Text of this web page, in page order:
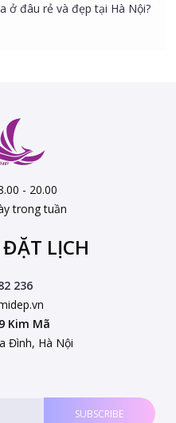
ở đâu rẻ và đẹp tại Hà Nội?
- 20.00
trong tuần
LỊCH
236
Kim Mã
Đình, Hà Nội
SUBSCRIBE